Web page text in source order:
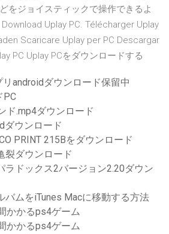
をジョイスティックで操作できるよ
Uplay PC. Télécharger Uplay
Scaricare Uplay per PC Descargar
PC Uplay PCをダウンロードする
androidダウンロード保留中
PC
ド.mp4ダウンロード
ダウンロード
PRINT 215Bをダウンロード
裂ダウンロード
ラドックス2バージョン2.20ダウン
バムをiTunes Macに移動する方法
かかるps4ゲーム
かかるps4ゲーム